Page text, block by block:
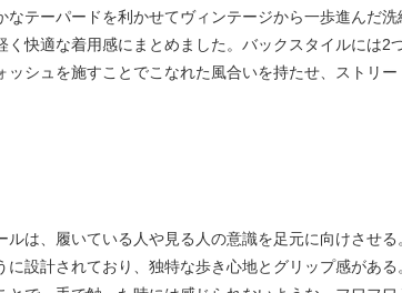
テーパードを利かせてヴィンテージから一歩進んだ
快適な着用感にまとめました。バックスタイルには2
シュを施すことでこなれた風合いを持たせ、ストリ
は、履いている人や見る人の意識を足元に向けさせる
設計されており、独特な歩き心地とグリップ感があ